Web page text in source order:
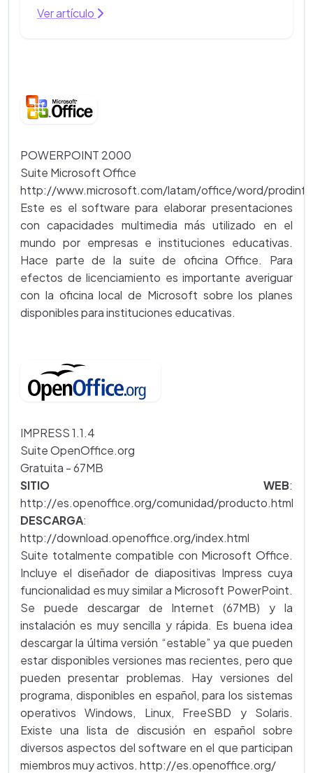
Ver artículo
POWERPOINT 2000
Suite Microsoft Office
http://www.microsoft.com/latam/office/word/
Este es el software para elaborar presentaciones
con capacidades multimedia más utilizado en el
mundo por empresas e instituciones educativas.
Hace parte de la suite de oficina Office. Para
efectos de licenciamiento es importante averiguar
con la oficina local de Microsoft sobre los planes
disponibles para instituciones educativas.
IMPRESS 1.1.4
Suite OpenOffice.org
Gratuita - 67MB
SITIO WEB:
http://es.openoffice.org/comunidad/producto.html
DESCARGA:
http://download.openoffice.org/index.html
Suite totalmente compatible con Microsoft Office.
Incluye el diseñador de diapositivas Impress cuya
funcionalidad es muy similar a Microsoft PowerPoint.
Se puede descargar de Internet (67MB) y la
instalación es muy sencilla y rápida. Es buena idea
descargar la última versión “estable” ya que pueden
estar disponibles versiones mas recientes, pero que
pueden presentar problemas. Hay versiones del
programa, disponibles en español, para los sistemas
operativos Windows, Linux, FreeSBD y Solaris.
Existe una lista de discusión en español sobre
diversos aspectos del software en el que participan
miembros muy activos. http://es.openoffice.org/